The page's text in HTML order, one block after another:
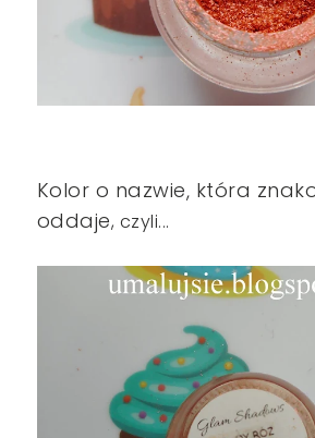
Kolor o nazwie, która
oddaje, czyli...